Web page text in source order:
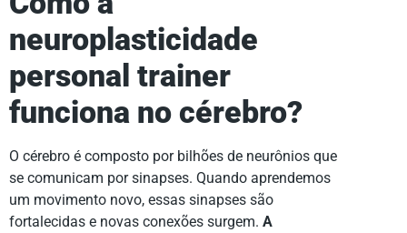
neuroplasticidade
personal trainer
funciona no cérebro?
O cérebro é composto por bilhões de neurônios que
se comunicam por sinapses. Quando aprendemos
um movimento novo, essas sinapses são
fortalecidas e novas conexões surgem. A